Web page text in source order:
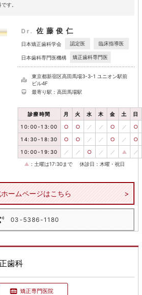
す。
Dr. 佐藤俊仁
日本矯正歯科学会 認定医 臨床指導医
日本歯科専門医機構 矯正歯科専門医
東京都新宿区高田馬場3-3-1 ユニオン駅前
ビル4F
最寄り駅：高田馬場駅
診療時間 月 火 水 木 金 土 日
10:00-13:00 ○ ○ ／ ／ ○ ／ ○
14:30-18:30 ○ ○ ／ ／ ○ ／ ○
10:00-19:30 ／ ／ ○ ／ ／ ▲ ／
▲ ：土曜は17:30まで 休診日：木曜・祝日
ームページはこちら
03-5386-1180
歯科
矯正専門医院